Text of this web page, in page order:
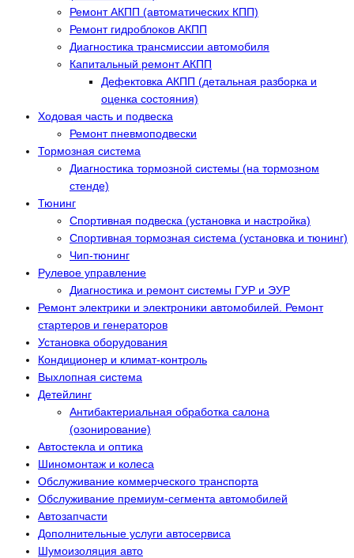
Ремонт АКПП (автоматических КПП)
Ремонт гидроблоков АКПП
Диагностика трансмиссии автомобиля
Капитальный ремонт АКПП
Дефектовка АКПП (детальная разборка и
оценка состояния)
Ходовая часть и подвеска
Ремонт пневмоподвески
Тормозная система
Диагностика тормозной системы (на тормозном
стенде)
Тюнинг
Спортивная подвеска (установка и настройка)
Спортивная тормозная система (установка и тюнинг)
Чип-тюнинг
Рулевое управление
Диагностика и ремонт системы ГУР и ЭУР
Ремонт электрики и электроники автомобилей. Ремонт
стартеров и генераторов
Установка оборудования
Кондиционер и климат-контроль
Выхлопная система
Детейлинг
Антибактериальная обработка салона
(озонирование)
Автостекла и оптика
Шиномонтаж и колеса
Обслуживание коммерческого транспорта
Обслуживание премиум-сегмента автомобилей
Автозапчасти
Дополнительные услуги автосервиса
Шумоизоляция авто